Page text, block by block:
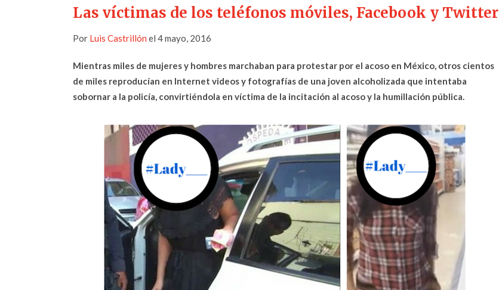
Las víctimas de los teléfonos móviles, Facebook y Twitter
Por Luis Castrillón el 4 mayo, 2016
Mientras miles de mujeres y hombres marchaban para protestar por el acoso en México, otros cientos
de miles reproducían en Internet videos y fotografías de una joven alcoholizada que intentaba
sobornar a la policía, convirtiéndola en víctima de la incitación al acoso y la humillación pública.